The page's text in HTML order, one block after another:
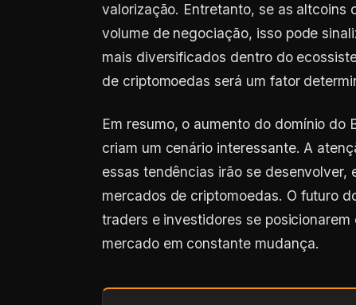
valorização. Entretanto, se as altcoins
volume de negociação, isso pode
mais diversificados dentro do
de criptomoedas será um fator
Em resumo, o aumento do domínio
criam um cenário interessante. A
essas tendências irão se
mercados de criptomoedas. O futuro
traders e investidores se
mercado em constante mudança.